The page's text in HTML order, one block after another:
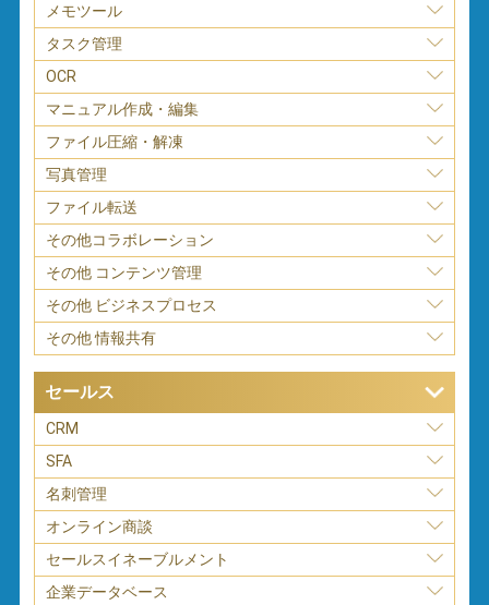
メモツール
タスク管理
OCR
マニュアル作成・編集
ファイル圧縮・解凍
写真管理
ファイル転送
その他コラボレーション
その他 コンテンツ管理
その他 ビジネスプロセス
その他 情報共有
セールス
CRM
SFA
名刺管理
オンライン商談
セールスイネーブルメント
企業データベース